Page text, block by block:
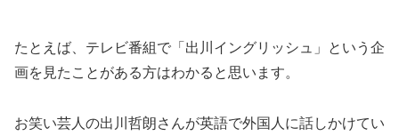
たとえば、テレビ番組で「出川イングリッシュ」という企
画を見たことがある方はわかると思います。
お笑い芸人の出川哲朗さんが英語で外国人に話しかけてい